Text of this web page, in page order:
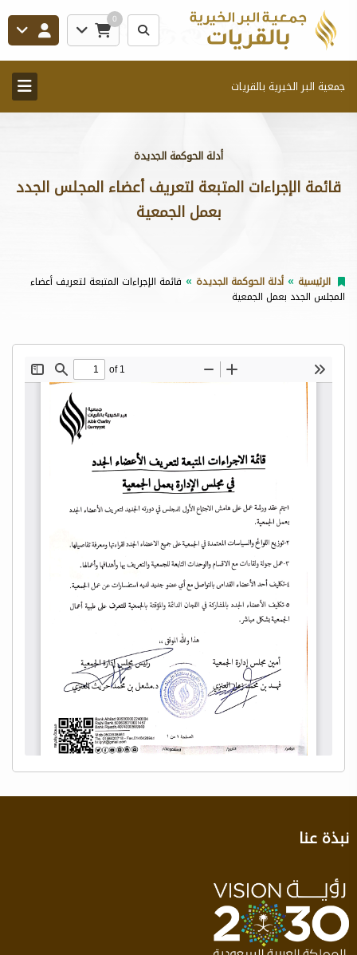
0
جمعية البر الخيرية بالقريات
أدلة الحوكمة الجديدة
قائمة الإجراءات المتبعة لتعريف أعضاء المجلس الجدد
بعمل الجمعية
الرئيسية أدلة الحوكمة الجديدة
قائمة الإجراءات المتبعة لتعريف أعضاء
المجلس الجدد بعمل الجمعية
نبذة عنا